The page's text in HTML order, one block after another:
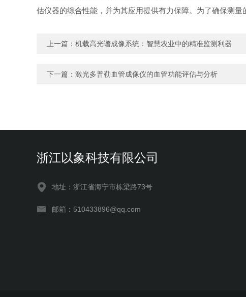
估仪器的综合性能，并为其应用提供有力保障。为了确保测
上一篇： 机载高光谱成像系统：智慧农业中的精准监测利器
下一篇： 激光多普勒血管成像仪的血管功能评估与分析
浙江以象科技有限公司
地址：浙江省海宁市栋梁路73号
邮箱：510433896@qq.com